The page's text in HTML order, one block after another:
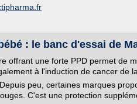
: le banc d'essai de
offrant une forte PPD permet de
à l'induction de cancer de
peu, certaines marques
C'est une protection